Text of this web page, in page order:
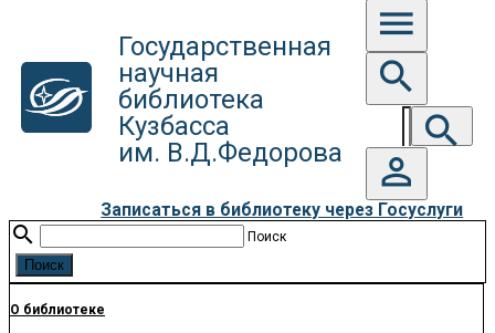
Государственная
научная
библиотека
Кузбасса
им. В.Д.Федорова
menu
search
search
person_outline
Записаться в библиотеку через Госуслуги
search Поиск
О библиотеке